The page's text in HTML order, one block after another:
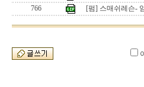
766
[펌] 스매쉬레슨-